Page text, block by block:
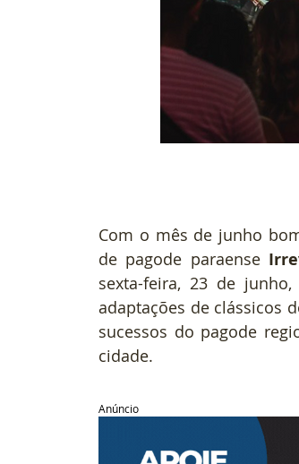
Com o mês de junho
de pagode paraense
sexta-feira, 23 de
adaptações de clássicos
sucessos do pagode
cidade.
Anúncio